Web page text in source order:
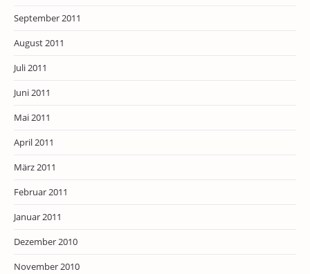
September 2011
August 2011
Juli 2011
Juni 2011
Mai 2011
April 2011
März 2011
Februar 2011
Januar 2011
Dezember 2010
November 2010